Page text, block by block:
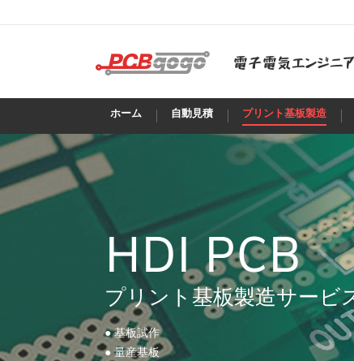
ホーム 自動見積 プリント基板製造
HDI PCB
プリント基板製造サービ
● 基板試作
● 量産基板